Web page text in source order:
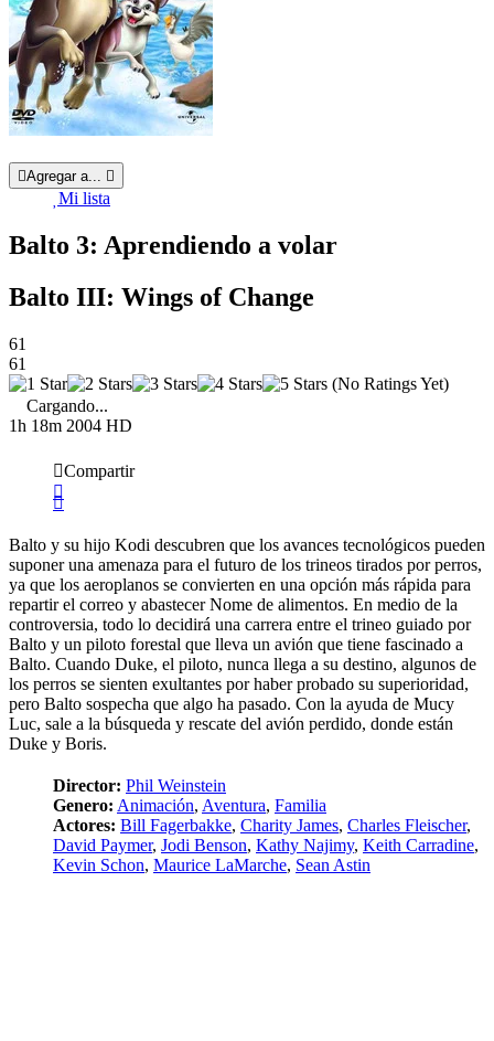
Agregar a...
Mi lista
Balto 3: Aprendiendo a volar
Balto III: Wings of Change
61
61
(No Ratings Yet)
Cargando...
1h 18m 2004 HD
Compartir
Balto y su hijo Kodi descubren que los avances tecnológicos pueden
suponer una amenaza para el futuro de los trineos tirados por perros,
ya que los aeroplanos se convierten en una opción más rápida para
repartir el correo y abastecer Nome de alimentos. En medio de la
controversia, todo lo decidirá una carrera entre el trineo guiado por
Balto y un piloto forestal que lleva un avión que tiene fascinado a
Balto. Cuando Duke, el piloto, nunca llega a su destino, algunos de
los perros se sienten exultantes por haber probado su superioridad,
pero Balto sospecha que algo ha pasado. Con la ayuda de Mucy
Luc, sale a la búsqueda y rescate del avión perdido, donde están
Duke y Boris.
Director: Phil Weinstein
Genero: Animación, Aventura, Familia
Actores: Bill Fagerbakke, Charity James, Charles Fleischer,
David Paymer, Jodi Benson, Kathy Najimy, Keith Carradine,
Kevin Schon, Maurice LaMarche, Sean Astin